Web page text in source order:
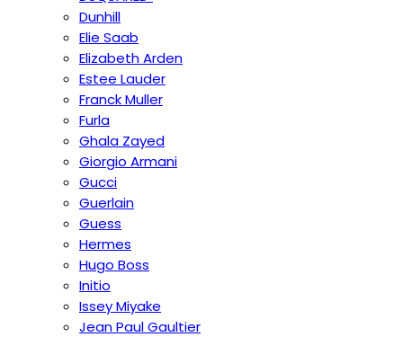
Dunhill
Elie Saab
Elizabeth Arden
Estee Lauder
Franck Muller
Furla
Ghala Zayed
Giorgio Armani
Gucci
Guerlain
Guess
Hermes
Hugo Boss
Initio
Issey Miyake
Jean Paul Gaultier